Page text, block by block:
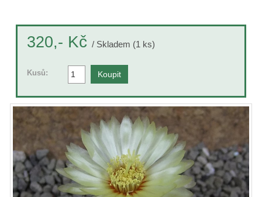
320,- Kč / Skladem (1 ks)
Kusů: